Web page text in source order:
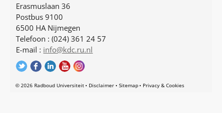
Erasmuslaan 36
Postbus 9100
6500 HA Nijmegen
Telefoon : (024) 361 24 57
E-mail : info@kdc.ru.nl
© 2026 Radboud Universiteit Disclaimer Sitemap Privacy & Cookies